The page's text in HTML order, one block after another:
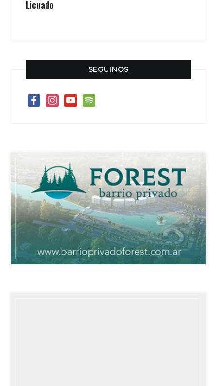
Licuado
SEGUINOS
facebookinstagramyoutubespotify